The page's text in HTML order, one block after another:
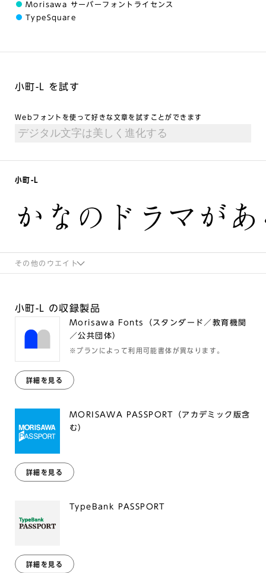
Morisawa サーバーフォントライセンス
TypeSquare
小町-L を試す
Webフォントを使って好きな文章を試すことができます
小町-L
かなのドラマがあ
その他のウエイト
小町-L の収録製品
Morisawa Fonts（スタンダード／教育機関
／公共団体）
※プランによって利用可能書体が異なります。
詳細を見る
MORISAWA PASSPORT（アカデミック版含
む）
詳細を見る
TypeBank PASSPORT
詳細を見る